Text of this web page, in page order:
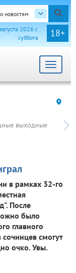
новостям
18+
2026 г.
суббота
Toggle
выходные
в рамках 32-го
После
было
главного
смогут
очко. Увы.